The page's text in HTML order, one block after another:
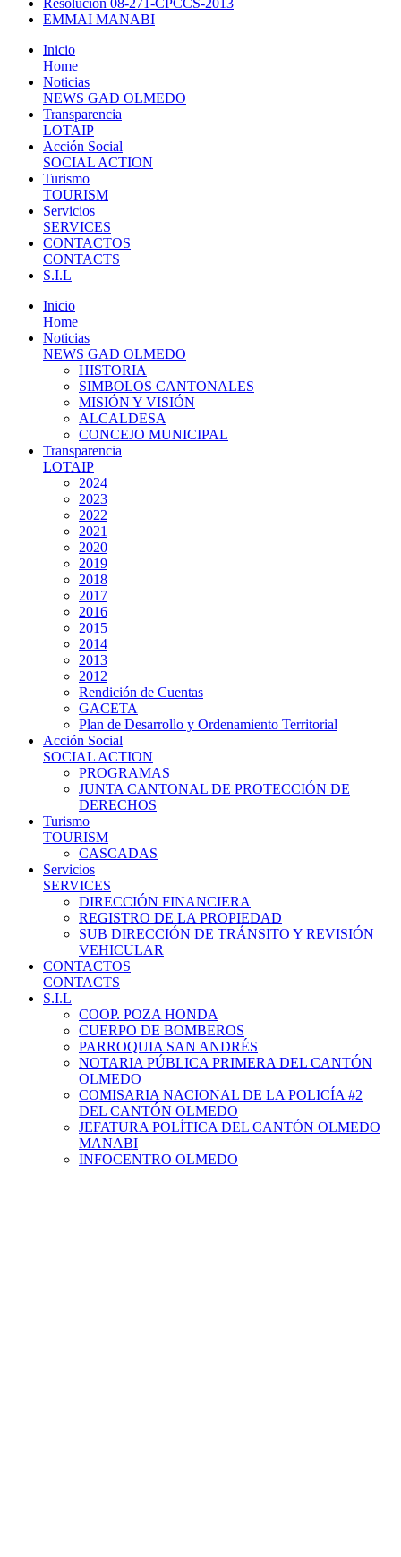
EMMAI MANABI
Inicio
Home
Noticias
NEWS GAD OLMEDO
Transparencia
LOTAIP
Acción Social
SOCIAL ACTION
Turismo
TOURISM
Servicios
SERVICES
CONTACTOS
CONTACTS
S.I.L
Inicio
Home
Noticias
NEWS GAD OLMEDO
HISTORIA
SIMBOLOS CANTONALES
MISIÓN Y VISIÓN
ALCALDESA
CONCEJO MUNICIPAL
Transparencia
LOTAIP
2024
2023
2022
2021
2020
2019
2018
2017
2016
2015
2014
2013
2012
Rendición de Cuentas
GACETA
Plan de Desarrollo y Ordenamiento Territorial
Acción Social
SOCIAL ACTION
PROGRAMAS
JUNTA CANTONAL DE PROTECCIÓN DE
DERECHOS
Turismo
TOURISM
CASCADAS
Servicios
SERVICES
DIRECCIÓN FINANCIERA
REGISTRO DE LA PROPIEDAD
SUB DIRECCIÓN DE TRÁNSITO Y REVISIÓN
VEHICULAR
CONTACTOS
CONTACTS
S.I.L
COOP. POZA HONDA
CUERPO DE BOMBEROS
PARROQUIA SAN ANDRÉS
NOTARIA PÚBLICA PRIMERA DEL CANTÓN
OLMEDO
COMISARIA NACIONAL DE LA POLICÍA #2
DEL CANTÓN OLMEDO
JEFATURA POLÍTICA DEL CANTÓN OLMEDO
MANABI
INFOCENTRO OLMEDO